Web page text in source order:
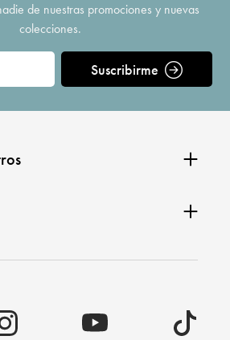
de nuestras promociones y nuevas
colecciones.
Suscribirme